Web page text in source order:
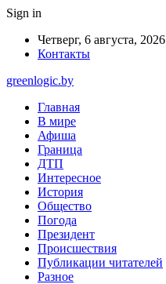
Sign in
Четверг, 6 августа, 2026
Контакты
greenlogic.by
Главная
В мире
Афиша
Граница
ДТП
Интересное
История
Общество
Погода
Президент
Происшествия
Публикации читателей
Разное